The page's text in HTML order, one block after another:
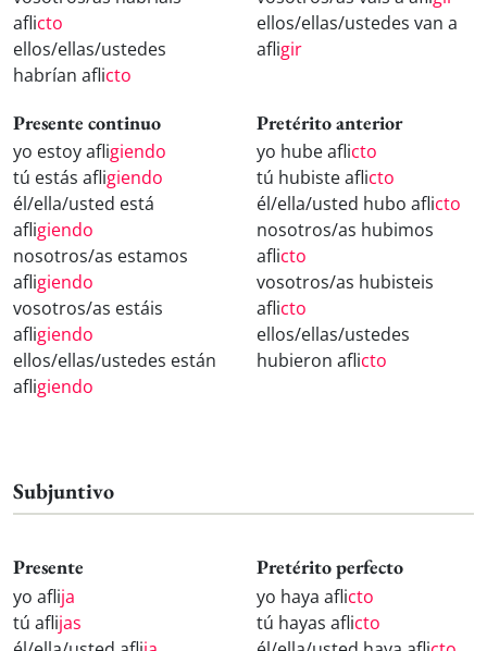
aflicto
ellos/ellas/ustedes
habrían aflicto
ellos/ellas/ustedes van a
afligir
Presente continuo
yo estoy afligiendo
tú estás afligiendo
él/ella/usted está
afligiendo
nosotros/as estamos
afligiendo
vosotros/as estáis
afligiendo
ellos/ellas/ustedes están
afligiendo
Pretérito anterior
yo hube aflicto
tú hubiste aflicto
él/ella/usted hubo aflicto
nosotros/as hubimos
aflicto
vosotros/as hubisteis
aflicto
ellos/ellas/ustedes
hubieron aflicto
Subjuntivo
Presente
yo aflija
tú aflijas
Pretérito perfecto
yo haya aflicto
tú hayas aflicto